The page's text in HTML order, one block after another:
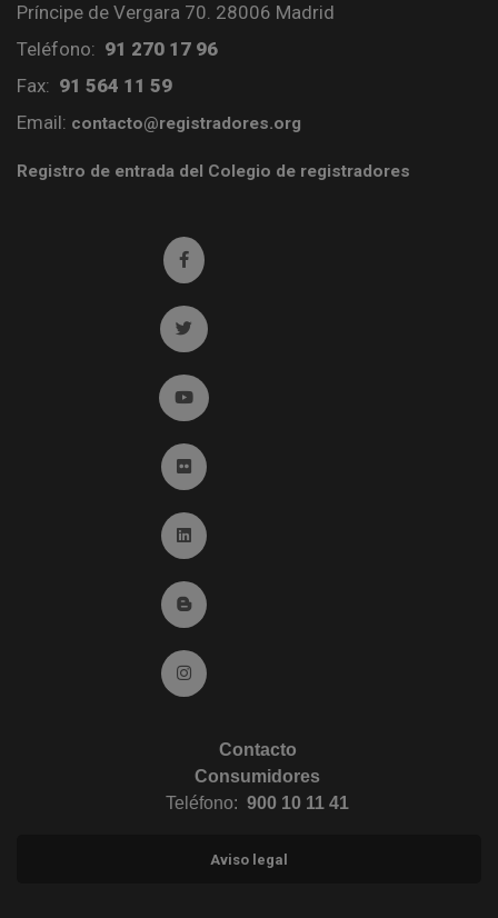
Príncipe de Vergara 70. 28006 Madrid
Teléfono: 91 270 17 96
Fax: 91 564 11 59
Email: contacto@registradores.org
Registro de entrada del Colegio de registradores
Ir a facebook (abre en ventana nueva)
Ir a twitter (abre en ventana nueva)
Ir a YouTube (abre en ventana nueva)
Ir a Flickr (abre en ventana nueva)
Ir a Linkedin (abre en ventana nueva)
Ir al Blog (abre en ventana nueva)
Ir a Instagram (abre en ventana nueva)
Contacto
Consumidores
Teléfono: 900 10 11 41
Aviso legal